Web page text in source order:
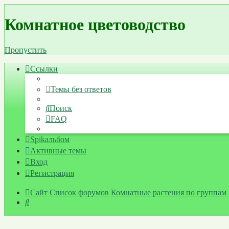
Комнатное цветоводство
Пропустить
Ссылки
Темы без ответов
Поиск
FAQ
Spikальбом
Активные темы
Вход
Регистрация
Сайт Список форумов Комнатные растения по группам
Поиск